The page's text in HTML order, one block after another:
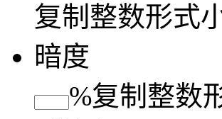
复制 整数形式
暗度
%复制 整数